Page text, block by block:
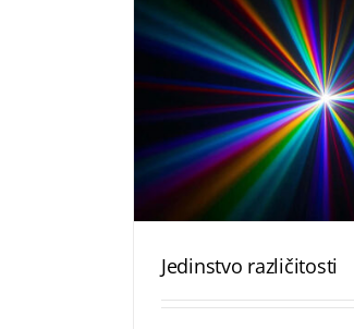
Jedinstvo različitosti